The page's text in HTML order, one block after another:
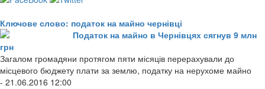
Ключове слово: податок на майно чернівці
Податок на майно в Чернівцях сягнув 9 млн
грн
Загалом громадяни протягом пяти місяців перерахували до
місцевого бюджету плати за землю, податку на нерухоме майно
- 21.06.2016 12:00